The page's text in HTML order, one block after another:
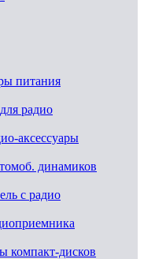
питания
радио
аксессуары
динамиков
с радио
компакт-дисков